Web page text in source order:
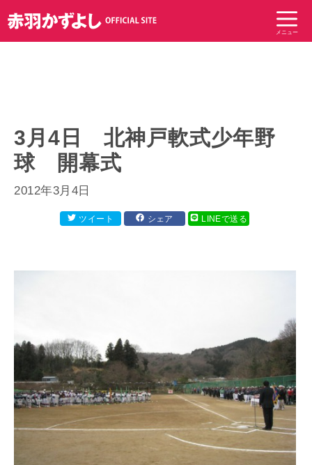
ン
テ
メニュー
3月4日 北神戸軟式少年野
球 開幕式
2012年3月4日
ツイート シェア LINEで送る